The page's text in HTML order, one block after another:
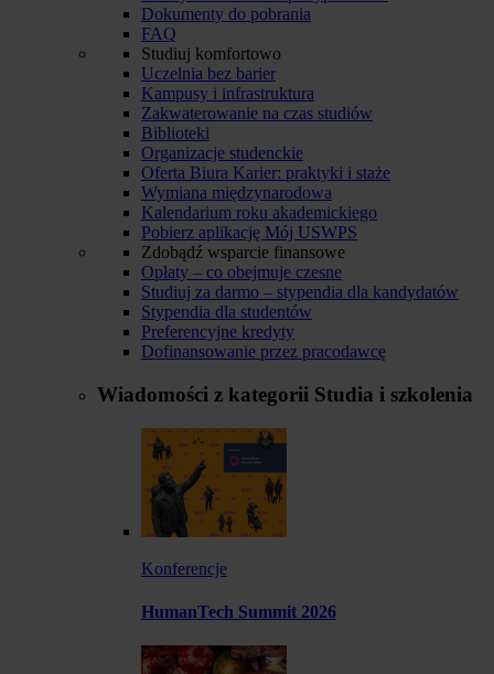
Dokumenty do pobrania
FAQ
Studiuj komfortowo
Uczelnia bez barier
Kampusy i infrastruktura
Zakwaterowanie na czas studiów
Biblioteki
Organizacje studenckie
Oferta Biura Karier: praktyki i staże
Wymiana międzynarodowa
Kalendarium roku akademickiego
Pobierz aplikację Mój USWPS
Zdobądź wsparcie finansowe
Opłaty – co obejmuje czesne
Studiuj za darmo – stypendia dla kandydatów
Stypendia dla studentów
Preferencyjne kredyty
Dofinansowanie przez pracodawcę
Wiadomości z kategorii Studia i szkolenia
Konferencje
HumanTech Summit 2026